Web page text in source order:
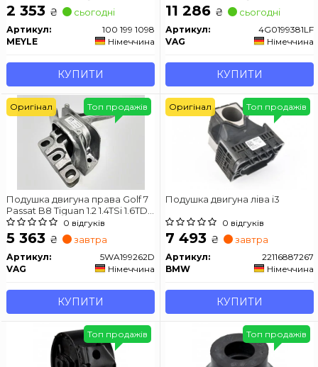
2 353 ₴ сьогодні
Артикул:
100 199 1098
MEYLE
Німеччина
КУПИТИ
11 286 ₴ сьогодні
Артикул:
4G0199381LF
VAG
Німеччина
КУПИТИ
Подушка двигуна права Golf 7
Passat B8 Tiguan 1.2 1.4TSi 1.6TDi
Octavia A7 SuperB Karoq 2013-
0 відгуків
5 363 ₴ завтра
Артикул:
5WA199262D
VAG
Німеччина
КУПИТИ
Топ продажів
Оригінал
Подушка двигуна ліва i3
0 відгуків
7 493 ₴ завтра
Артикул:
22116887267
BMW
Німеччина
КУПИТИ
Топ продажів
Оригінал
Топ продажів Топ продажів